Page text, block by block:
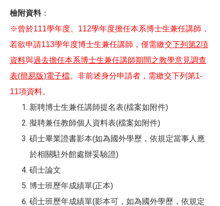
檢附資料：
※曾於111學年度、 112學年度擔任本系博士生兼任講師，
若欲申請113學年度博士生兼任講師，僅需繳交下列第2項
資料與過去擔任本系博士生兼任講師期間之教學意見調查
表(簡易版)電子檔。非前述身分申請者，需繳交下列第1-
11項資料。
新聘博士生兼任講師提名表(檔案如附件)
擬聘兼任教師個人資料表(檔案如附件)
碩士畢業證書影本(如為國外學歷，依規定當事人應
於相關駐外館處辦妥驗證)
碩士論文
博士班歷年成績單(正本)
碩士班歷年成績單(影本可，如為國外學歷，依規定